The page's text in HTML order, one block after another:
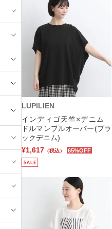
LUPILIEN
インディゴ天竺×デニム
ドルマンプルオーバー(ブラ
ックデニム)
¥1,617 （税込） 65%OFF